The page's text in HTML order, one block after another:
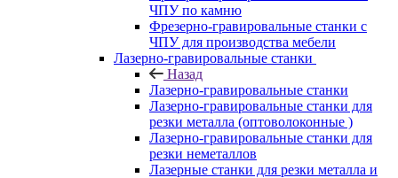
ЧПУ по камню
Фрезерно-гравировальные станки с
ЧПУ для производства мебели
Лазерно-гравировальные станки
Назад
Лазерно-гравировальные станки
Лазерно-гравировальные станки для
резки металла (оптоволоконные )
Лазерно-гравировальные станки для
резки неметаллов
Лазерные станки для резки металла и